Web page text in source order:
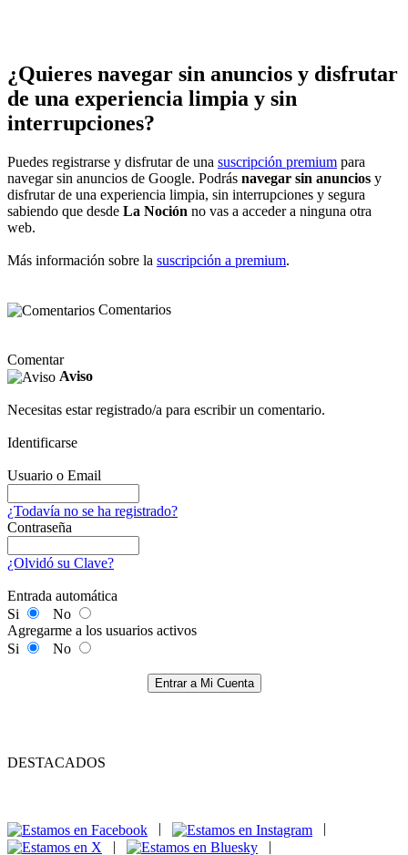
¿Quieres navegar sin anuncios y disfrutar
de una experiencia limpia y sin
interrupciones?
Puedes registrarse y disfrutar de una suscripción premium para
navegar sin anuncios de Google. Podrás navegar sin anuncios y
disfrutar de una experiencia limpia, sin interrupciones y segura
sabiendo que desde La Noción no vas a acceder a ninguna otra
web.
Más información sobre la suscripción a premium.
Comentarios
Comentar
Aviso
Necesitas estar registrado/a para escribir un comentario.
Identificarse
Usuario o Email
¿Todavía no se ha registrado?
Contraseña
¿Olvidó su Clave?
Entrada automática
Si
No
Agregarme a los usuarios activos
Si
No
Entrar a Mi Cuenta
DESTACADOS
|
|